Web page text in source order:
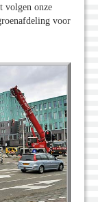
volgen onze
voor